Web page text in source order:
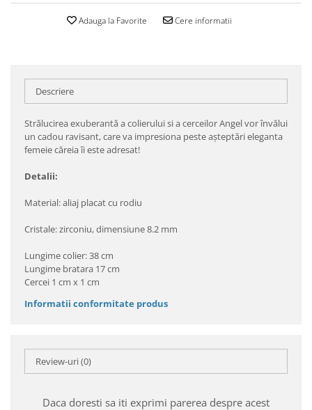
Adauga la Favorite Cere informatii
Descriere
Strălucirea exuberantă a colierului si a cerceilor Angel vor învălui
un cadou ravisant, care va impresiona peste aşteptări eleganta
femeie căreia îi este adresat!
Detalii:
Material: aliaj placat cu rodiu
Cristale: zirconiu, dimensiune 8.2 mm
Lungime colier: 38 cm
Lungime bratara 17 cm
Cercei 1 cm x 1 cm
Informatii conformitate produs
Review-uri(0)
Daca doresti sa iti exprimi parerea despre acest